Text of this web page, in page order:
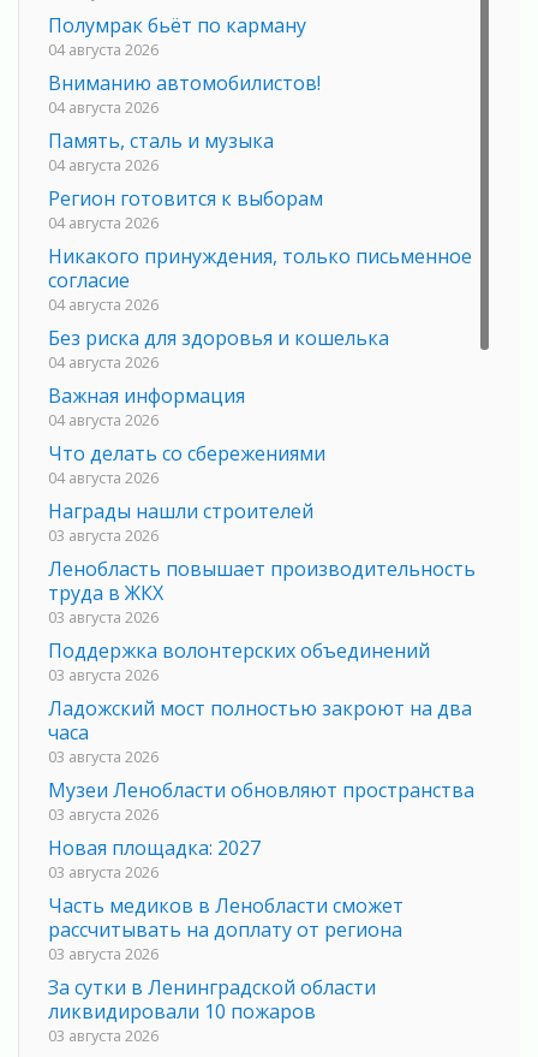
Полумрак бьёт по карману
04 августа 2026
Вниманию автомобилистов!
04 августа 2026
Память, сталь и музыка
04 августа 2026
Регион готовится к выборам
04 августа 2026
Никакого принуждения, только письменное
согласие
04 августа 2026
Без риска для здоровья и кошелька
04 августа 2026
Важная информация
04 августа 2026
Что делать со сбережениями
04 августа 2026
Награды нашли строителей
03 августа 2026
Ленобласть повышает производительность
труда в ЖКХ
03 августа 2026
Поддержка волонтерских объединений
03 августа 2026
Ладожский мост полностью закроют на два
часа
03 августа 2026
Музеи Ленобласти обновляют пространства
03 августа 2026
Новая площадка: 2027
03 августа 2026
Часть медиков в Ленобласти сможет
рассчитывать на доплату от региона
03 августа 2026
За сутки в Ленинградской области
ликвидировали 10 пожаров
03 августа 2026